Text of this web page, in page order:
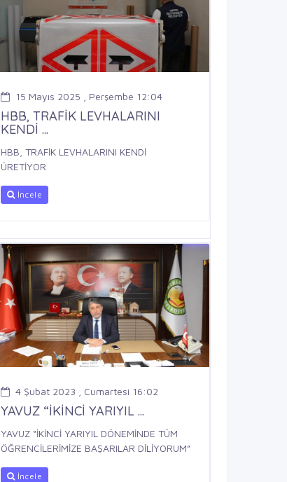
15 Mayıs 2025 , Perşembe 12:04
HBB, TRAFİK LEVHALARINI
KENDİ ...
HBB, TRAFİK LEVHALARINI KENDİ
ÜRETİYOR
İncele
4 Şubat 2023 , Cumartesi 16:02
YAVUZ “İKİNCİ YARIYIL ...
YAVUZ “İKİNCİ YARIYIL DÖNEMİNDE TÜM
ÖĞRENCİLERİMİZE BAŞARILAR DİLİYORUM”
İncele